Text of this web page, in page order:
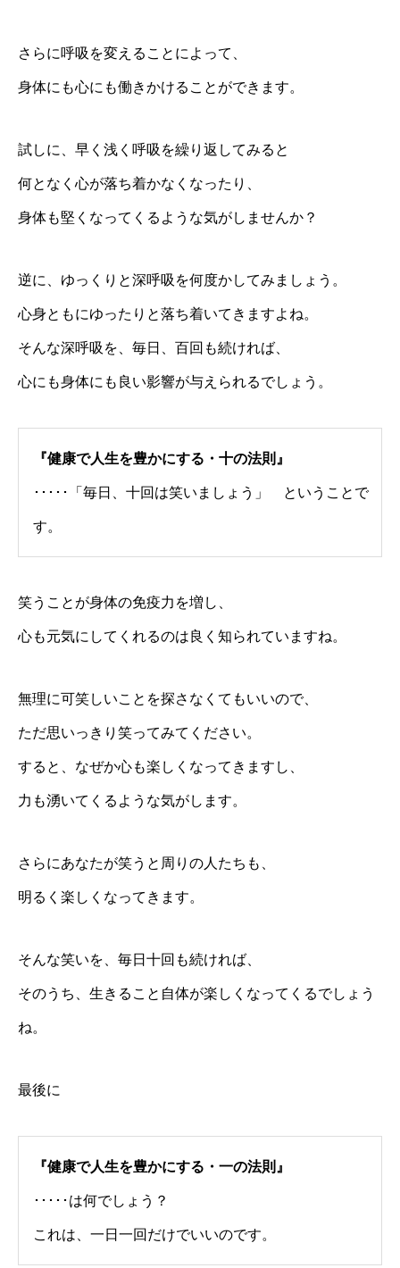
さらに呼吸を変えることによって、
身体にも心にも働きかけることができます。
試しに、早く浅く呼吸を繰り返してみると
何となく心が落ち着かなくなったり、
身体も堅くなってくるような気がしませんか？
逆に、ゆっくりと深呼吸を何度かしてみましょう。
心身ともにゆったりと落ち着いてきますよね。
そんな深呼吸を、毎日、百回も続ければ、
心にも身体にも良い影響が与えられるでしょう。
『健康で人生を豊かにする・十の法則』
･････「毎日、十回は笑いましょう」 ということで
す。
笑うことが身体の免疫力を増し、
心も元気にしてくれるのは良く知られていますね。
無理に可笑しいことを探さなくてもいいので、
ただ思いっきり笑ってみてください。
すると、なぜか心も楽しくなってきますし、
力も湧いてくるような気がします。
さらにあなたが笑うと周りの人たちも、
明るく楽しくなってきます。
そんな笑いを、毎日十回も続ければ、
そのうち、生きること自体が楽しくなってくるでしょう
ね。
最後に
『健康で人生を豊かにする・一の法則』
･････は何でしょう？
これは、一日一回だけでいいのです。